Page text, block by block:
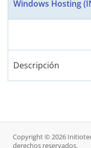
Windows Hosting
Descripción
Copyright © 2026
derechos reservados.